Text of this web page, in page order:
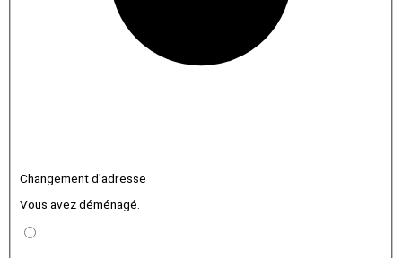
Changement d’adresse
Vous avez déménagé.